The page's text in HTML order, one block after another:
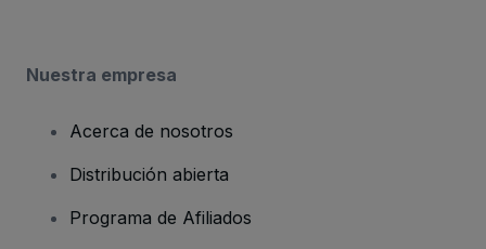
Nuestra empresa
Acerca de nosotros
Distribución abierta
Programa de Afiliados